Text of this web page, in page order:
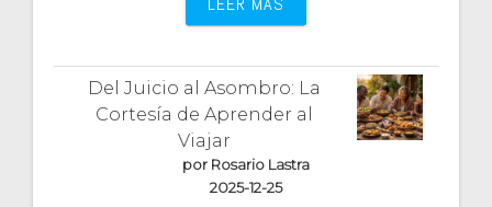
Del Juicio al Asombro: La
Cortesía de Aprender al
Viajar
por Rosario Lastra
2025-12-25